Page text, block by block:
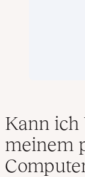
Kann ich
meinem